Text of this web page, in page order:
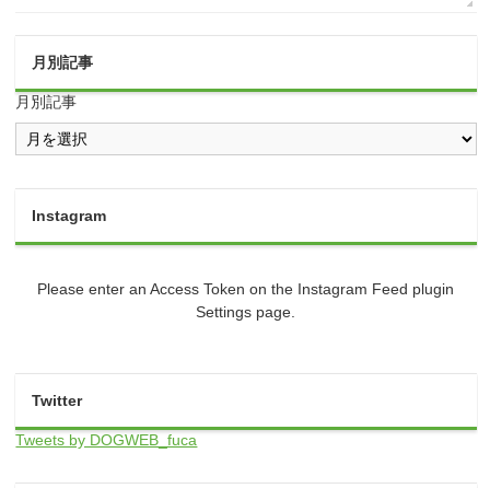
月別記事
月別記事
Instagram
Please enter an Access Token on the Instagram Feed plugin
Settings page.
Twitter
Tweets by DOGWEB_fuca